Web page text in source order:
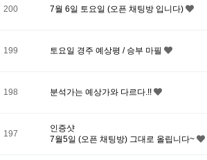
200 7월 6일 토요일 (오픈 채팅방 입니다)
199 토요일 경주 예상평 / 승부 마필
198 분석가는 예상가와 다르다.!!
197
인증샷
7월5일 (오픈 채팅방) 그대로 올립니다~